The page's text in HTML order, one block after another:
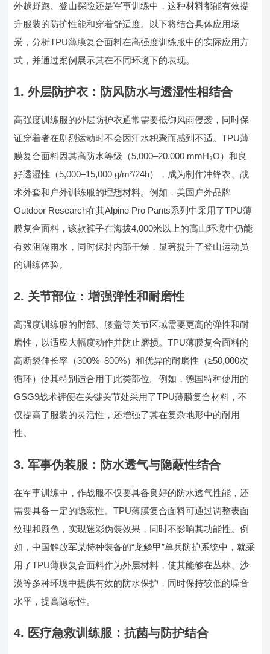
外越野跑、登山探险还是军事训练中，这种材料都能有效提
升服装的防护性能和穿着舒适度。以下将结合具体应用场
景，分析TPU薄膜复合面料在高强度训练服中的实际应用方
式，并通过案例展示其在不同环境下的表现。
1. 外层防护衣：防风防水与透湿性相结合
高强度训练服的外层防护衣通常需要抵御风雨侵袭，同时保
证穿着者在剧烈运动时不会因汗水积聚而感到不适。TPU薄
膜复合面料因其高防水等级（5,000–20,000 mmH₂O）和良
好透湿性（5,000–15,000 g/m²/24h），成为制作冲锋衣、战
术外套和户外训练服的理想材料。例如，美国户外品牌
Outdoor Research在其Alpine Pro Pants系列中采用了TPU薄
膜复合面料，该款裤子在海拔4,000米以上的高山环境中仍能
有效阻隔雨水，同时保持内部干燥，显著提升了登山运动员
的训练体验。
2. 关节部位：增强弹性和耐磨性
高强度训练服的肘部、膝盖等关节区域需要更高的弹性和耐
磨性，以适应大幅度动作并防止磨损。TPU薄膜复合面料的
高断裂伸长率（300%–800%）和优异的耐磨性（≥50,000次
循环）使其特别适合用于此类部位。例如，德国特种使用的
GSG9战术裤便在关键关节处采用了TPU薄膜复合材料，不
仅提高了服装的灵活性，还增强了其在复杂地形中的耐用
性。
3. 军事伪装服：防水透气与隐蔽性结合
在军事训练中，作战服不仅要具备良好的防水透气性能，还
需要具备一定的隐蔽性。TPU薄膜复合面料可通过调整表面
纹理和颜色，实现迷彩伪装效果，同时不影响其功能性。例
如，中国解放军某特种装备的“龙鳞甲”单兵防护系统中，就采
用了TPU薄膜复合面料作为外层材料，使其能够在丛林、沙
漠等多种环境中提供有效的防水保护，同时保持较低的噪音
水平，提高隐蔽性。
4. 医疗急救训练服：抗菌与防护结合